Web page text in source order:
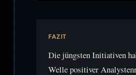
FAZIT
Die jüngsten Initiativen
Welle positiver